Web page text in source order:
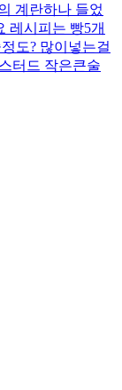
계란하나 들었
레시피는 빵5개
도? 많이넣는걸
터드 작은큰술